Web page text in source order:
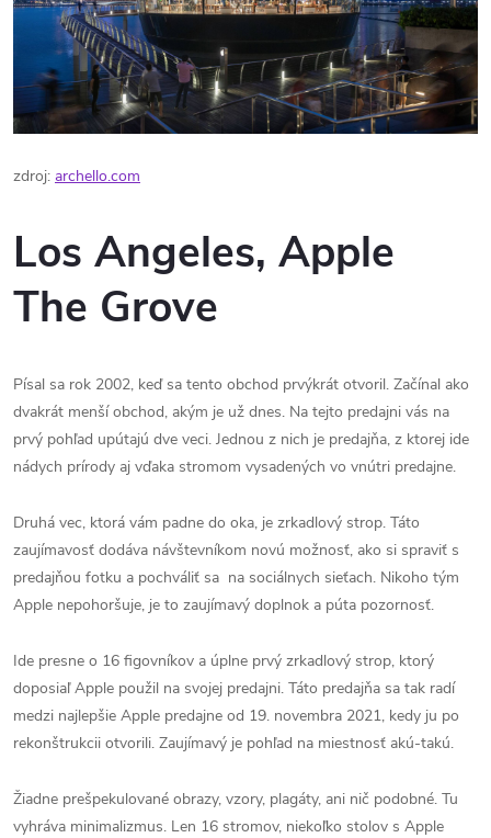
zdroj: archello.com
Los Angeles, Apple
The Grove
Písal sa rok 2002, keď sa tento obchod prvýkrát otvoril. Začínal ako
dvakrát menší obchod, akým je už dnes. Na tejto predajni vás na
prvý pohľad upútajú dve veci. Jednou z nich je predajňa, z ktorej ide
nádych prírody aj vďaka stromom vysadených vo vnútri predajne.
Druhá vec, ktorá vám padne do oka, je zrkadlový strop. Táto
zaujímavosť dodáva návštevníkom novú možnosť, ako si spraviť s
predajňou fotku a pochváliť sa na sociálnych sieťach. Nikoho tým
Apple nepohoršuje, je to zaujímavý doplnok a púta pozornosť.
Ide presne o 16 figovníkov a úplne prvý zrkadlový strop, ktorý
doposiaľ Apple použil na svojej predajni. Táto predajňa sa tak radí
medzi najlepšie Apple predajne od 19. novembra 2021, kedy ju po
rekonštrukcii otvorili. Zaujímavý je pohľad na miestnosť akú-takú.
Žiadne prešpekulované obrazy, vzory, plagáty, ani nič podobné. Tu
vyhráva minimalizmus. Len 16 stromov, niekoľko stolov s Apple